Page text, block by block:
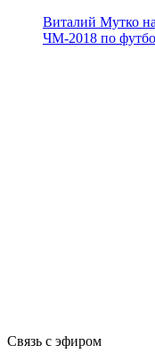
Виталий Мутко
ЧМ-2018 по
Связь с эфиром